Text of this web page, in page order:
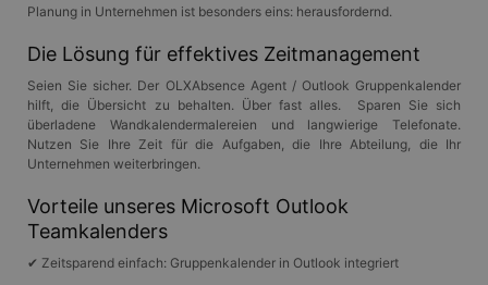
Planung in Unternehmen ist besonders eins: herausfordernd.
Die Lösung für effektives Zeitmanagement
Seien Sie sicher. Der OLXAbsence Agent / Outlook Gruppenkalender
hilft, die Übersicht zu behalten. Über fast alles. Sparen Sie sich
überladene Wandkalendermalereien und langwierige Telefonate.
Nutzen Sie Ihre Zeit für die Aufgaben, die Ihre Abteilung, die Ihr
Unternehmen weiterbringen.
Vorteile unseres Microsoft Outlook
Teamkalenders
✔ Zeitsparend einfach: Gruppenkalender in Outlook integriert